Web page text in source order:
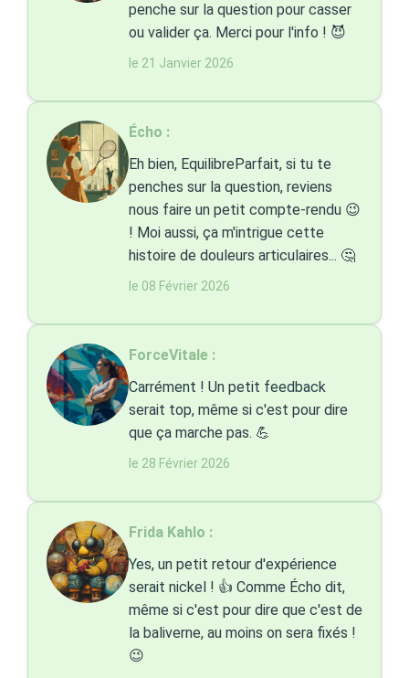
penche sur la question pour casser
ou valider ça. Merci pour l'info ! 😈
le 21 Janvier 2026
Écho :
Eh bien, EquilibreParfait, si tu te
penches sur la question, reviens
nous faire un petit compte-rendu 😉
! Moi aussi, ça m'intrigue cette
histoire de douleurs articulaires... 🤔
le 08 Février 2026
ForceVitale :
Carrément ! Un petit feedback
serait top, même si c'est pour dire
que ça marche pas. 💪
le 28 Février 2026
Frida Kahlo :
Yes, un petit retour d'expérience
serait nickel ! 👍 Comme Écho dit,
même si c'est pour dire que c'est de
la baliverne, au moins on sera fixés !
😉